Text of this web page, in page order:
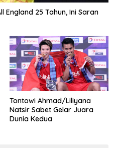
England 25 Tahun, Ini Saran
Tontowi Ahmad/Liliyana
Natsir Sabet Gelar Juara
Dunia Kedua